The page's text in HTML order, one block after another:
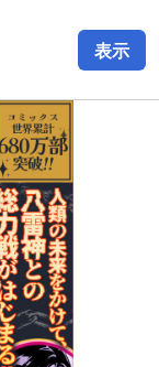
表示